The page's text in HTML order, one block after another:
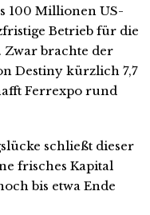
100 Millionen US-
Betrieb für die
Zwar brachte der
Destiny kürzlich 7,7
Ferrexpo rund
schließt dieser
frisches Kapital
bis etwa Ende